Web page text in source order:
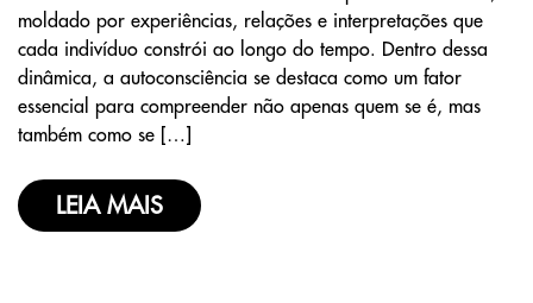
moldado por experiências, relações e interpretações que
cada indivíduo constrói ao longo do tempo. Dentro dessa
dinâmica, a autoconsciência se destaca como um fator
essencial para compreender não apenas quem se é, mas
também como se […]
LEIA MAIS